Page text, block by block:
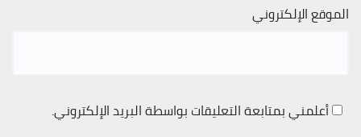
الموقع الإلكتروني
أعلمني بمتابعة التعليقات بواسطة البريد الإلكتروني.